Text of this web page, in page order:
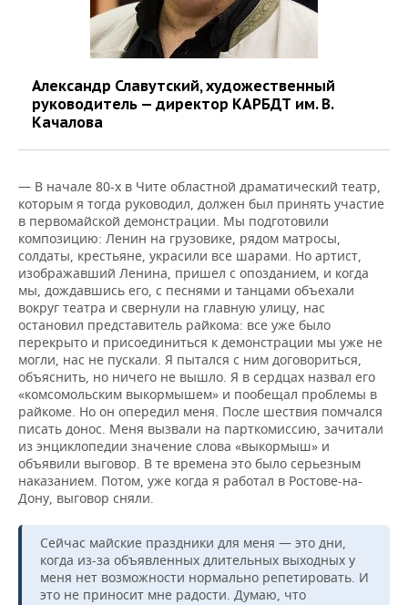
Александр Славутский, художественный
руководитель — директор КАРБДТ им. В.
Качалова
— В начале 80-х в Чите областной драматический театр,
которым я тогда руководил, должен был принять участие
в первомайской демонстрации. Мы подготовили
композицию: Ленин на грузовике, рядом матросы,
солдаты, крестьяне, украсили все шарами. Но артист,
изображавший Ленина, пришел с опозданием, и когда
мы, дождавшись его, с песнями и танцами объехали
вокруг театра и свернули на главную улицу, нас
остановил представитель райкома: все уже было
перекрыто и присоединиться к демонстрации мы уже не
могли, нас не пускали. Я пытался с ним договориться,
объяснить, но ничего не вышло. Я в сердцах назвал его
«комсомольским выкормышем» и пообещал проблемы в
райкоме. Но он опередил меня. После шествия помчался
писать донос. Меня вызвали на парткомиссию, зачитали
из энциклопедии значение слова «выкормыш» и
объявили выговор. В те времена это было серьезным
наказанием. Потом, уже когда я работал в Ростове-на-
Дону, выговор сняли.
Сейчас майские праздники для меня — это дни,
когда из-за объявленных длительных выходных у
меня нет возможности нормально репетировать. И
это не приносит мне радости. Думаю, что